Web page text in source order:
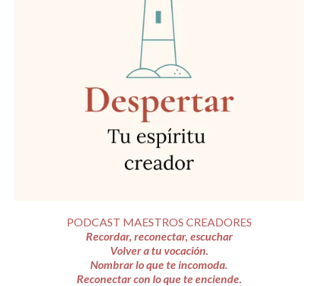
PODCAST MAESTROS CREADORES
Recordar, reconectar, escuchar
Volver a tu vocación.
Nombrar lo que te incomoda.
Reconectar con lo que te enciende.